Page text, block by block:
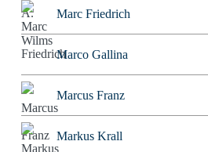
Marc Friedrich
Marco Gallina
Marcus Franz
Markus Krall